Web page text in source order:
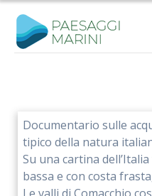
contenuto
Documentario sulle
tipico della natura
Su una cartina
bassa e con costa